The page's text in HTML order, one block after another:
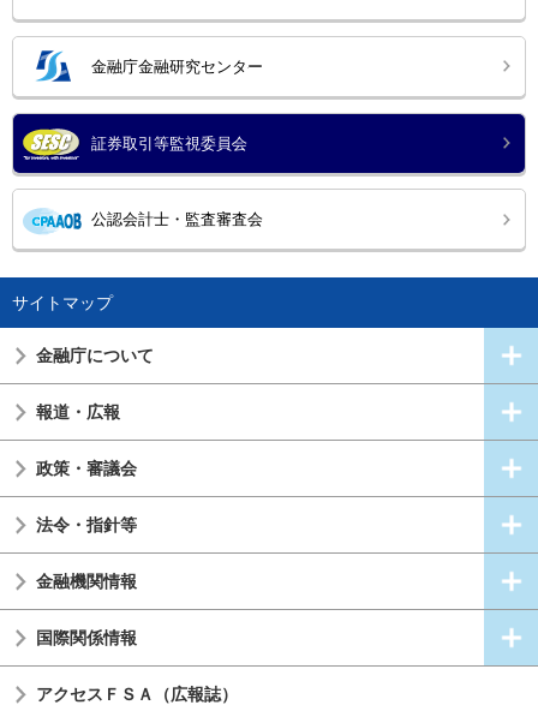
金融庁金融研究センター
証券取引等監視委員会
公認会計士・監査審査会
サイトマップ
金融庁について
報道・広報
政策・審議会
法令・指針等
金融機関情報
国際関係情報
アクセスＦＳＡ（広報誌）